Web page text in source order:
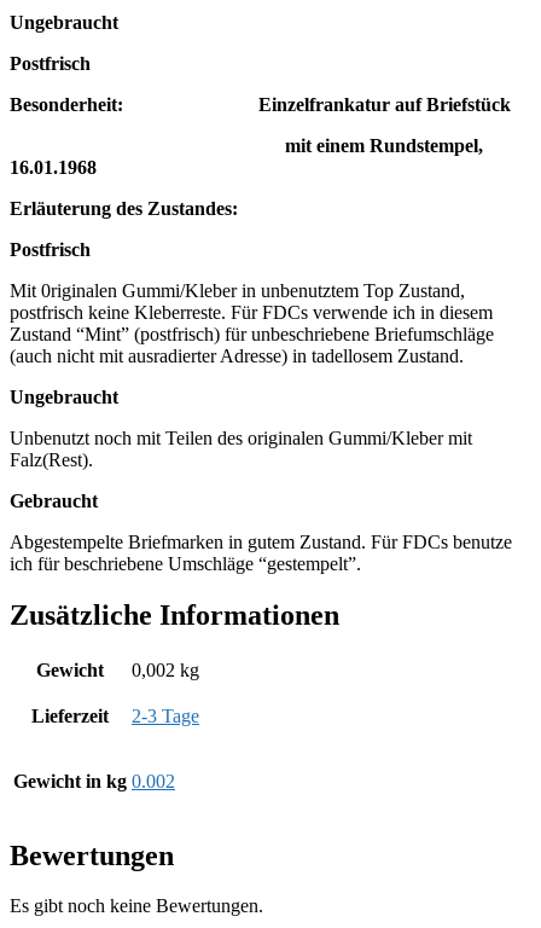
Ungebraucht
Postfrisch
Besonderheit: Einzelfrankatur auf Briefstück
mit einem Rundstempel,
16.01.1968
Erläuterung des Zustandes:
Postfrisch
Mit 0riginalen Gummi/Kleber in unbenutztem Top Zustand,
postfrisch keine Kleberreste. Für FDCs verwende ich in diesem
Zustand “Mint” (postfrisch) für unbeschriebene Briefumschläge
(auch nicht mit ausradierter Adresse) in tadellosem Zustand.
Ungebraucht
Unbenutzt noch mit Teilen des originalen Gummi/Kleber mit
Falz(Rest).
Gebraucht
Abgestempelte Briefmarken in gutem Zustand. Für FDCs benutze
ich für beschriebene Umschläge “gestempelt”.
Zusätzliche Informationen
Gewicht 0,002 kg
Lieferzeit 2-3 Tage
Gewicht in kg 0.002
Bewertungen
Es gibt noch keine Bewertungen.